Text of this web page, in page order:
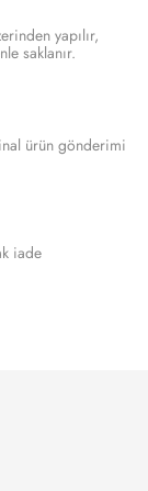
yapılır,
saklanır.
ürün gönderimi
iade